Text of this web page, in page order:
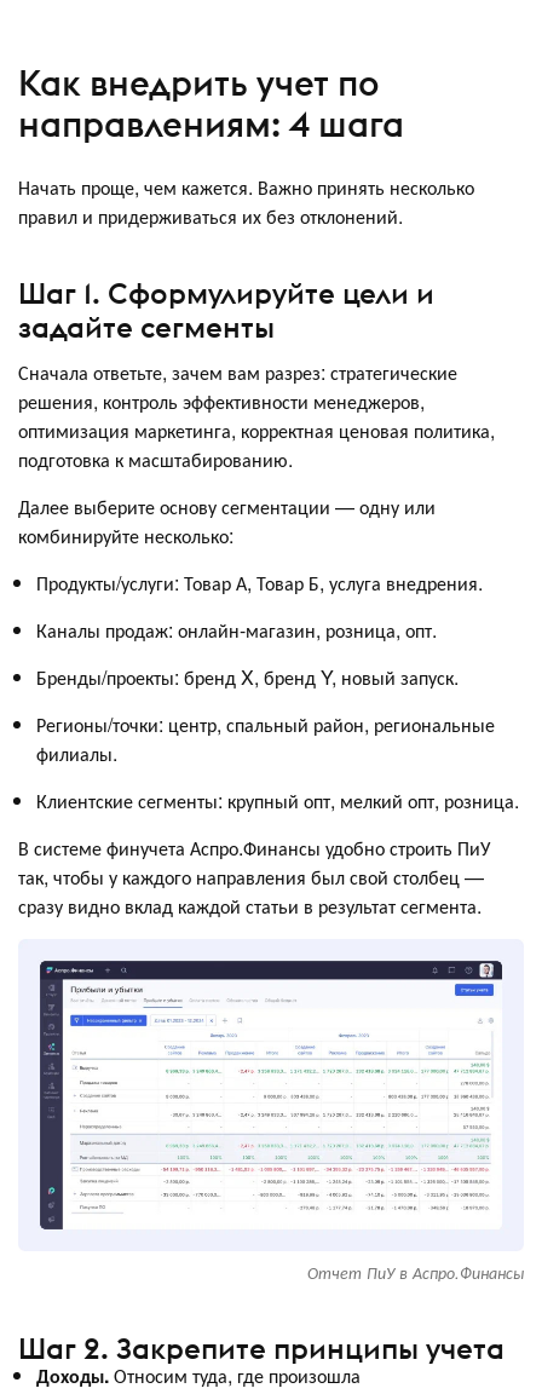
Как внедрить учет по
направлениям: 4 шага
Начать проще, чем кажется. Важно принять несколько
правил и придерживаться их без отклонений.
Шаг 1. Сформулируйте цели и
задайте сегменты
Сначала ответьте, зачем вам разрез: стратегические
решения, контроль эффективности менеджеров,
оптимизация маркетинга, корректная ценовая политика,
подготовка к масштабированию.
Далее выберите основу сегментации — одну или
комбинируйте несколько:
Продукты/услуги: Товар А, Товар Б, услуга внедрения.
Каналы продаж: онлайн-магазин, розница, опт.
Бренды/проекты: бренд X, бренд Y, новый запуск.
Регионы/точки: центр, спальный район, региональные
филиалы.
Клиентские сегменты: крупный опт, мелкий опт, розница.
В системе финучета Аспро.Финансы удобно строить ПиУ
так, чтобы у каждого направления был свой столбец —
сразу видно вклад каждой статьи в результат сегмента.
Отчет ПиУ в Аспро.Финансы
Шаг 2. Закрепите принципы учета
Доходы.Относим туда, где произошла